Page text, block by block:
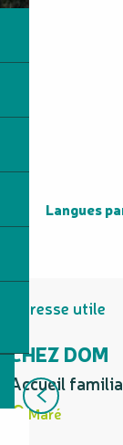
Langues
Langues
Adresse utile
CHEZ DOM
Accueil
Maré